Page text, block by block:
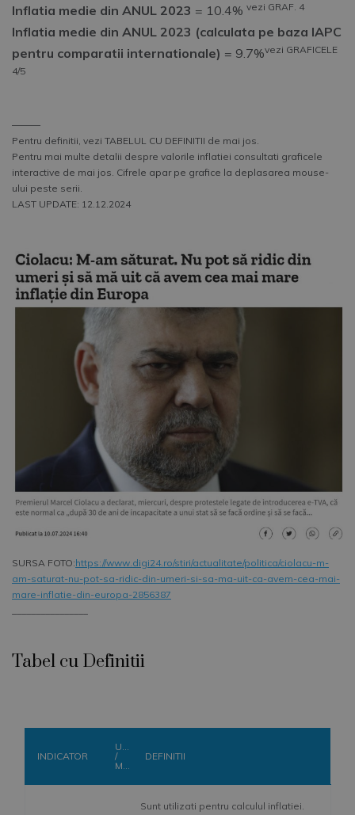
Inflatia medie din ANUL 2023 = 10.4% vezi GRAF. 4
Inflatia medie din ANUL 2023 (calculata pe baza IAPC
pentru comparatii internationale) = 9.7%vezi GRAFICELE
4/5
––––––
Pentru definitii, vezi TABELUL CU DEFINITII de mai jos.
Pentru mai multe detalii despre valorile inflatiei consultati graficele
interactive de mai jos. Cifrele apar pe grafice la deplasarea mouse-
ului peste serii.
LAST UPDATE: 12.12.2024
SURSA FOTO:https://www.digi24.ro/stiri/actualitate/politica/ciolacu-m-
am-saturat-nu-pot-sa-ridic-din-umeri-si-sa-ma-uit-ca-avem-cea-mai-
mare-inflatie-din-europa-2856387
Tabel cu Definitii
INDICATOR
U
/
M
DEFINITII
Sunt utilizati pentru calculul inflatiei.